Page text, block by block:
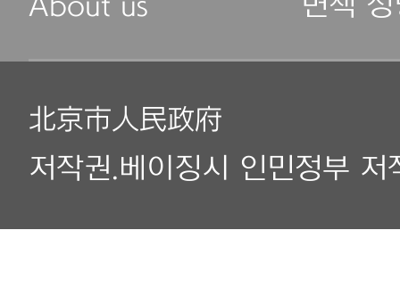
北京市人民政府
저작권.베이징시 인민정부